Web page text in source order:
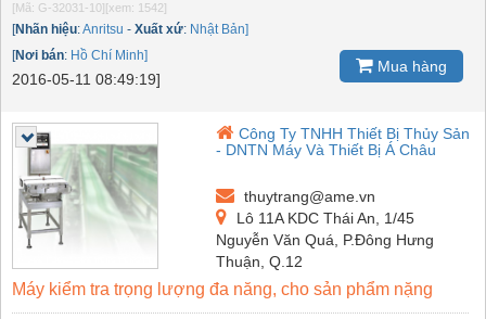
[Mã: G-32031-10] [xem: 1542]
[Nhãn hiệu:Anritsu - Xuất xứ: Nhật Bản]
[Nơi bán: Hồ Chí Minh]
2016-05-11 08:49:19]
Mua hàng
Công Ty TNHH Thiết Bị Thủy Sản
- DNTN Máy Và Thiết Bị Á Châu
thuytrang@ame.vn
Lô 11A KDC Thái An, 1/45
Nguyễn Văn Quá, P.Đông Hưng
Thuận, Q.12
Máy kiểm tra trọng lượng đa năng, cho sản phẩm nặng